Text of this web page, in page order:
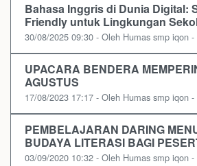
Bahasa Inggris di Dunia Digital:
Friendly untuk Lingkungan
30/08/2025 09:30 - Oleh Humas smp iqon
UPACARA BENDERA
AGUSTUS
17/08/2023 17:17 - Oleh Humas smp iqon
PEMBELAJARAN DARING
BUDAYA LITERASI BAGI
03/09/2020 10:32 - Oleh Humas smp iqon